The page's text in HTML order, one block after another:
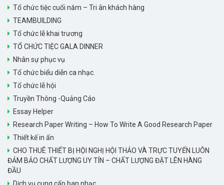
Tổ chức tiệc cuối năm – Tri ân khách hàng
TEAMBUILDING
Tổ chức lễ khai trương
TỔ CHỨC TIỆC GALA DINNER
Nhân sự phục vụ
Tổ chức biểu diễn ca nhạc.
Tổ chức lễ hội
Truyền Thông -Quảng Cáo
Essay Helper
Research Paper Writing – How To Write A Good Research Paper
Thiết kế in ấn
CHO THUÊ THIẾT BỊ HỘI NGHỊ HỘI THẢO VÀ TRỰC TUYẾN LUÔN
ĐẢM BẢO CHẤT LƯỢNG UY TÍN – CHẤT LƯỢNG ĐẶT LÊN HÀNG
ĐẦU
Dịch vụ cung cấp ban nhạc